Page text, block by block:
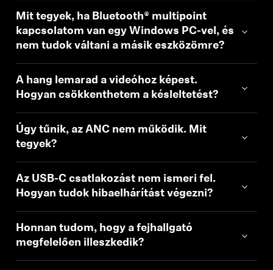
Mit tegyek, ha Bluetooth® multipoint
kapcsolatom van egy Windows PC-vel, és
nem tudok váltani a másik eszközömre?
A hang lemarad a videóhoz képest.
Hogyan csökkenthetem a késleltetést?
Úgy tűnik, az ANC nem működik. Mit
tegyek?
Az USB-C csatlakozást nem ismeri fel.
Hogyan tudok hibaelhárítást végezni?
Honnan tudom, hogy a fejhallgató
megfelelően illeszkedik?